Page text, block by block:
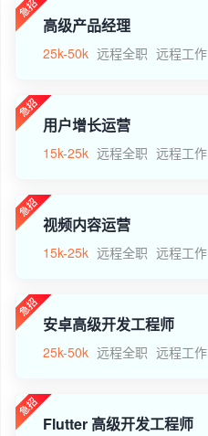
高级产品经理
25k-50k 远程全职 远程工作
用户增长运营
15k-25k 远程全职 远程工作
视频内容运营
15k-25k 远程全职 远程工作
安卓高级开发工程师
25k-50k 远程全职 远程工作
Flutter 高级开发工程师